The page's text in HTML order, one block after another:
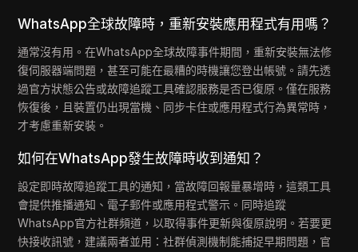
WhatsApp全球故障時，重新安裝應用程式有用嗎？
通常沒有用。在WhatsApp全球故障事件期間，重新安裝無法修
復伺服器端問題，甚至可能在最糟的時機讓您登出帳號。請先透
過官方狀態公告或故障追蹤工具確認服務是否已復原。僅在服務
恢復後，且裝置仍出現當機、同步卡住或應用程式行為異常時，
才考慮重新安裝。
如何在WhatsApp發生故障時收到通知？
設定即時故障追蹤工具的通知，當故障回報量暴增時，這類工具
會提供推播通知、電子郵件或應用程式警示。同時追蹤
WhatsApp官方社群頻道，以取得事件更新與復原說明。若要更
快接收訊號，建議兩者並用：社群偵測機制能捕捉早期問題，官